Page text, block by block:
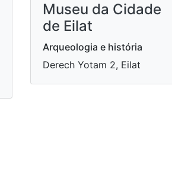
Museu da Cidade
de Eilat
Arqueologia e história
Derech Yotam 2, Eilat